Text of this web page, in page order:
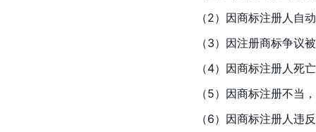
（2）因商标注册人自
（3）因注册商标争议被
（4）因商标注册人死
（5）因商标注册不当
（6）因商标注册人违反